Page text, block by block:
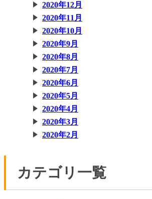
2020年12月
2020年11月
2020年10月
2020年9月
2020年8月
2020年7月
2020年6月
2020年5月
2020年4月
2020年3月
2020年2月
カテゴリ一覧